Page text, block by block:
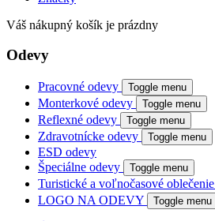
Váš nákupný košík je prázdny
Odevy
Pracovné odevy Toggle menu
Monterkové odevy Toggle menu
Reflexné odevy Toggle menu
Zdravotnícke odevy Toggle menu
ESD odevy
Špeciálne odevy
Toggle menu
Turistické a voľnočasové oblečenie
LOGO NA ODEVY Toggle menu